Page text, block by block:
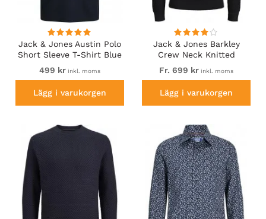
Jack & Jones Austin Polo
Short Sleeve T-Shirt Blue
499 krinkl. moms
Lägg i varukorgen
Jack & Jones Barkley
Crew Neck Knitted
Sweater Black
Fr. 699 kr inkl. moms
Lägg i varukorgen